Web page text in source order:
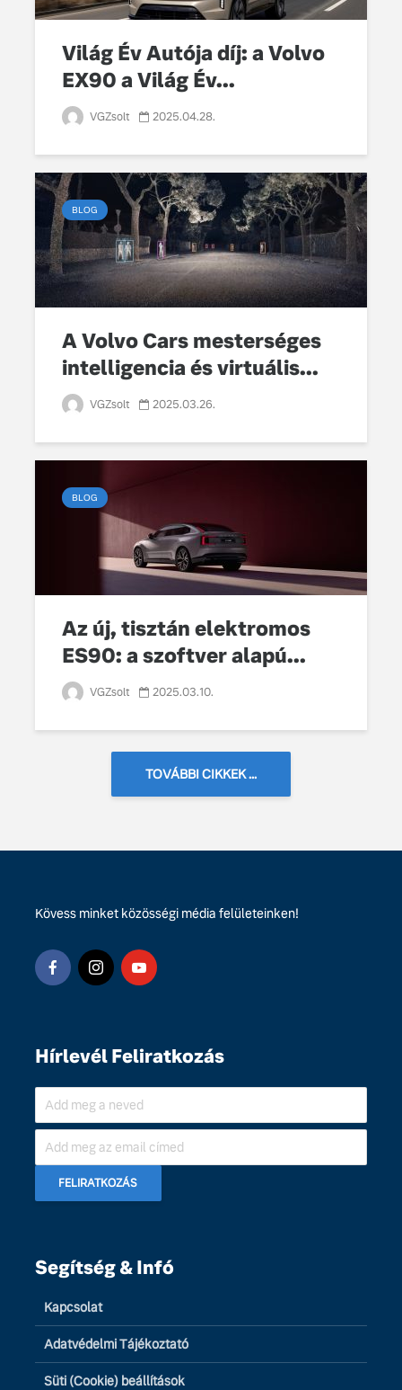
Világ Év Autója díj: a Volvo
EX90 a Világ Év...
VGZsolt 2025.04.28.
BLOG
A Volvo Cars mesterséges
intelligencia és virtuális...
VGZsolt 2025.03.26.
BLOG
Az új, tisztán elektromos
ES90: a szoftver alapú...
VGZsolt 2025.03.10.
TOVÁBBI CIKKEK ...
Kövess minket közösségi média felületeinken!
Hírlevél Feliratkozás
Segítség & Infó
Kapcsolat
Adatvédelmi Tájékoztató
Süti (Cookie) beállítások